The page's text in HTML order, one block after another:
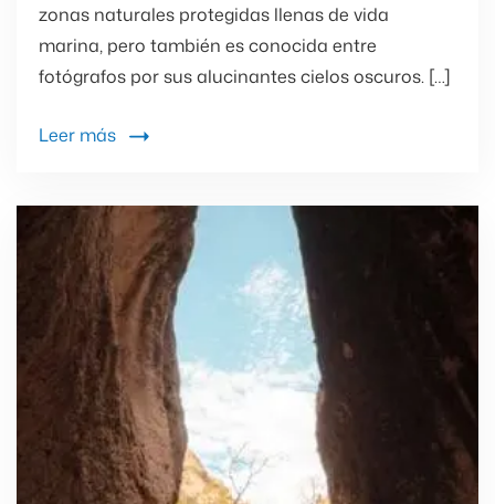
zonas naturales protegidas llenas de vida
marina, pero también es conocida entre
fotógrafos por sus alucinantes cielos oscuros. […]
Leer más